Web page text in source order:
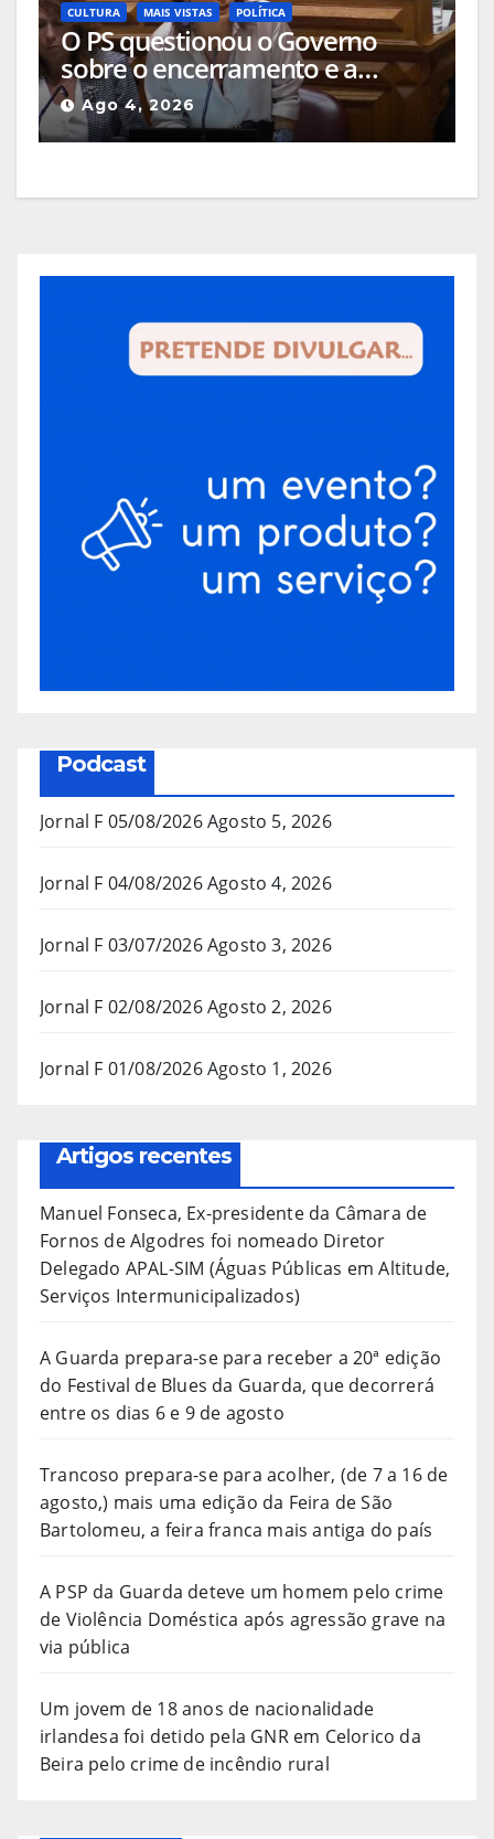
CULTURA MAIS VISTAS POLÍTICA
O PS questionou o Governo
sobre o encerramento e a
alteração de uso das salas de
cinema da Guarda
Ago 4, 2026
Podcast
Jornal F 05/08/2026Agosto 5, 2026
Jornal F 04/08/2026Agosto 4, 2026
Jornal F 03/07/2026Agosto 3, 2026
Jornal F 02/08/2026Agosto 2, 2026
Jornal F 01/08/2026Agosto 1, 2026
Artigos recentes
Manuel Fonseca, Ex-presidente da Câmara de
Fornos de Algodres foi nomeado Diretor
Delegado APAL-SIM (Águas Públicas em Altitude,
Serviços Intermunicipalizados)
A Guarda prepara-se para receber a 20ª edição
do Festival de Blues da Guarda, que decorrerá
entre os dias 6 e 9 de agosto
Trancoso prepara-se para acolher, (de 7 a 16 de
agosto,) mais uma edição da Feira de São
Bartolomeu, a feira franca mais antiga do país
A PSP da Guarda deteve um homem pelo crime
de Violência Doméstica após agressão grave na
via pública
Um jovem de 18 anos de nacionalidade
irlandesa foi detido pela GNR em Celorico da
Beira pelo crime de incêndio rural